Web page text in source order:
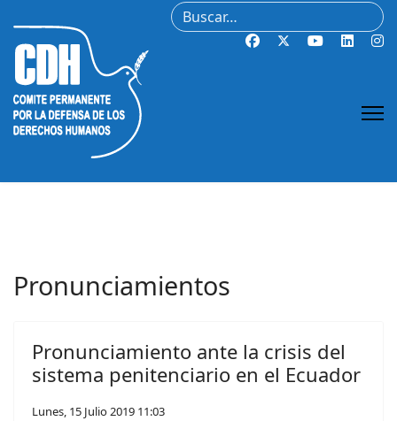
Buscar
Pronunciamientos
Pronunciamiento ante la crisis del
sistema penitenciario en el Ecuador
Lunes, 15 Julio 2019 11:03